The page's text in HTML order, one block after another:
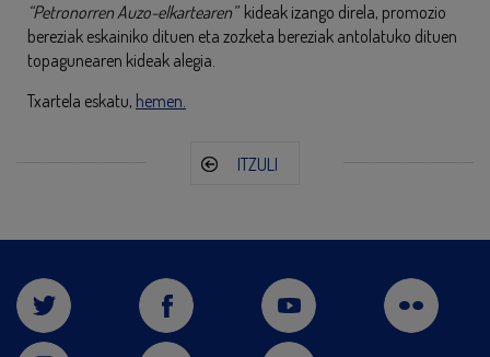
“Petronorren Auzo-elkartearen”kideak izango direla, promozio
bereziak eskainiko dituen eta zozketa bereziak antolatuko dituen
topagunearen kideak alegia.
Txartela eskatu, hemen.
ITZULI